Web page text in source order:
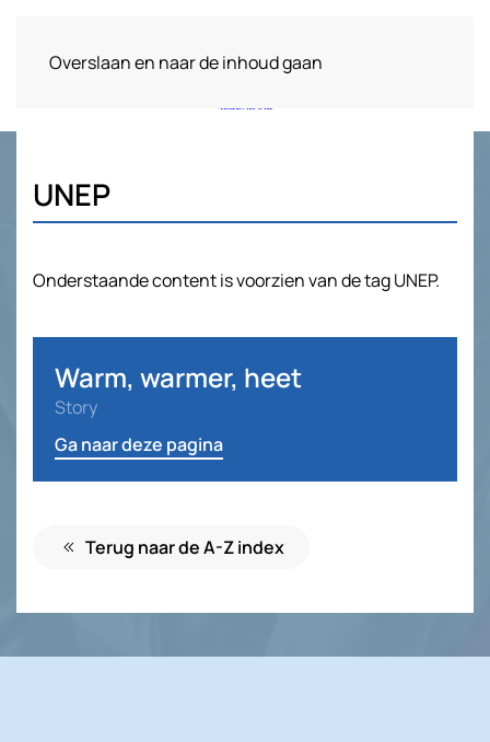
Overslaan en naar de inhoud gaan
UNEP
Onderstaande content is voorzien van de tag UNEP.
Warm, warmer, heet
Story
Ga naar deze pagina
Terug naar de A-Z index